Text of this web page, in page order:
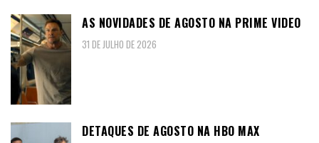
AS NOVIDADES DE AGOSTO NA PRIME VIDEO
31 DE JULHO DE 2026
DETAQUES DE AGOSTO NA HBO MAX